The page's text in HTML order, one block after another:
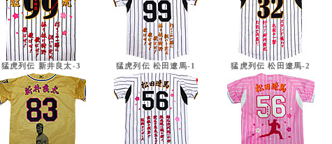
猛虎列伝 新井良太-3 猛虎列伝 松田遼馬-1 猛虎列伝 松田遼馬-2